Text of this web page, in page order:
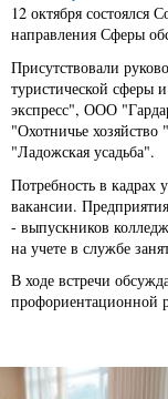
12 октября состоялся
направления Сферы
Присутствовали
туристической сферы
экспресс", ООО
"Охотничье
"Ладожская усадьба".
Потребность в кадрах
вакансии.
- выпускников
на учете в службе
В ходе встречи
профориентационной